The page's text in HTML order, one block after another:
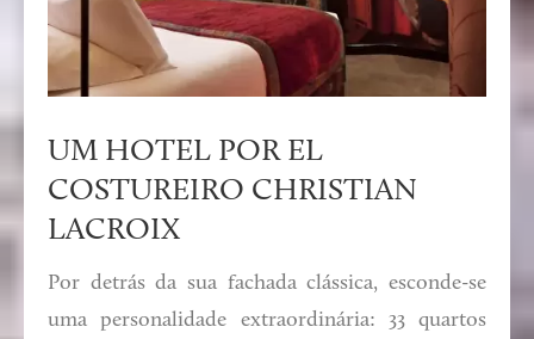
UM HOTEL POR EL
COSTUREIRO CHRISTIAN
LACROIX
Por detrás da sua fachada clássica, esconde-se
uma personalidade extraordinária: 33 quartos